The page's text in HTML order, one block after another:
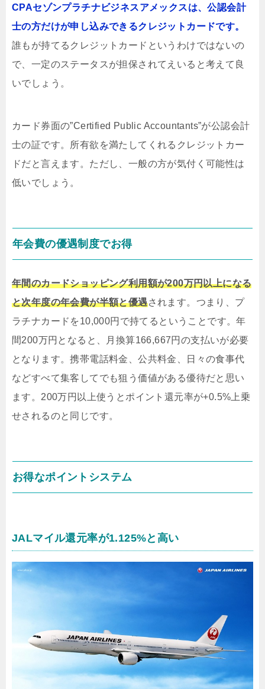
CPAセゾンプラチナビジネスアメックスは、公認会計
士の方だけが申し込みできるクレジットカードです。
誰もが持てるクレジットカードというわけではないの
で、一定のステータスが担保されてえいると考えて良
いでしょう。
カード券面の”Certified Public Accountants”が公認会計
士の証です。所有欲を満たしてくれるクレジットカー
ドだと言えます。ただし、一般の方が気付く可能性は
低いでしょう。
年会費の優遇制度でお得
年間のカードショッピング利用額が200万円以上になる
と次年度の年会費が半額と優遇されます。つまり、プ
ラチナカードを10,000円で持てるということです。年
間200万円となると、月換算166,667円の支払いが必要
となります。携帯電話料金、公共料金、日々の食事代
などすべて集客してでも狙う価値がある優待だと思い
ます。200万円以上使うとポイント還元率が+0.5%上乗
せされるのと同じです。
お得なポイントシステム
JALマイル還元率が1.125%と高い